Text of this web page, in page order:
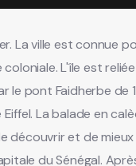
La ville est connue
L'île est
le pont Faidherbe de
La balade en
découvrir et de
du Sénégal.